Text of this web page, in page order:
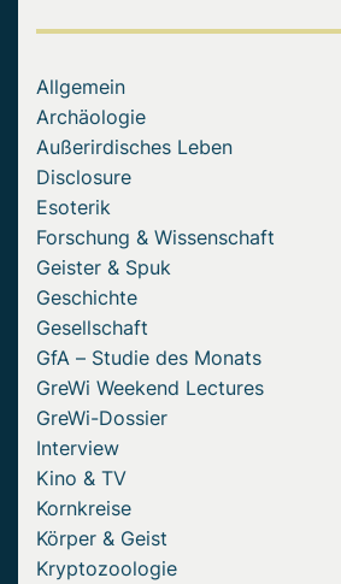
Allgemein
Archäologie
Außerirdisches Leben
Disclosure
Esoterik
Forschung & Wissenschaft
Geister & Spuk
Geschichte
Gesellschaft
GfA – Studie des Monats
GreWi Weekend Lectures
GreWi-Dossier
Interview
Kino & TV
Kornkreise
Körper & Geist
Kryptozoologie